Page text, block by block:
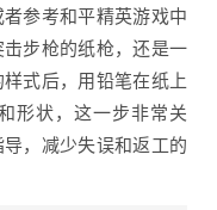
参考和平精英游戏中
步枪的纸枪，还是一
式后，用铅笔在纸上
形状，这一步非常关
，减少失误和返工的